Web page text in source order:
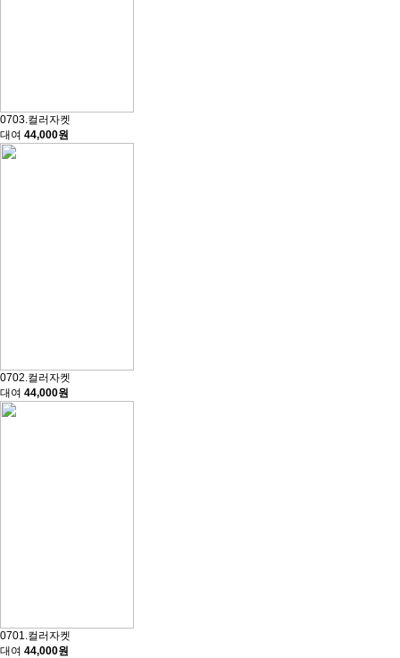
0703.컬러자켓
대여 44,000원
0702.컬러자켓
대여 44,000원
0701.컬러자켓
대여 44,000원